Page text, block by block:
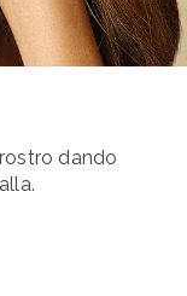
dando